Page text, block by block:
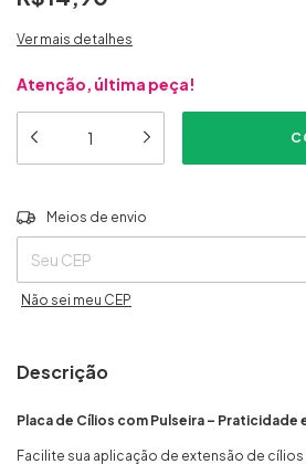
Ver mais detalhes
Atenção, última peça!
Entregas para o CEP:
Meios de envio
Não sei meu CEP
Descrição
Placa de Cílios com Pulseira – Praticidade
Facilite sua aplicação de extensão de cílios